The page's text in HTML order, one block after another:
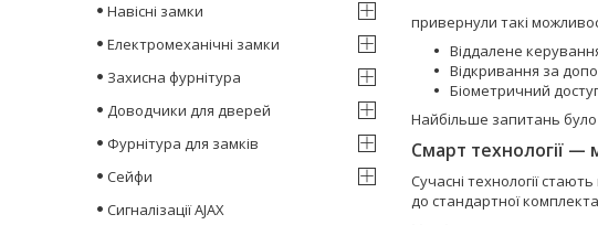
привернули такі
Віддалене
Відкривання за
Біометричний
Найбільше запитань було
Смарт технології —
Сучасні технології
до стандартної
Навісні замки
Електромеханічні замки
Захисна фурнітура
Доводчики для дверей
Фурнітура для замків
Сейфи
Сигналізації AJAX